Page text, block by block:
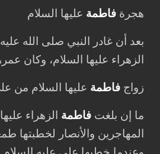
هجرة فاطمة عليها السلام ‏
بعد أن غادر النبي صلى الله
الزهراء عليها السلام، وكان
زواج فاطمة عليها السلام من
ما إن بلغت فاطمة الزهراء
المهاجرين والأنصار لخطبتها